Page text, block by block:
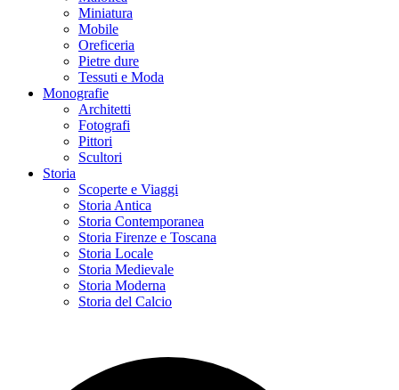
Miniatura
Mobile
Oreficeria
Pietre dure
Tessuti e Moda
Monografie
Architetti
Fotografi
Pittori
Scultori
Storia
Scoperte e Viaggi
Storia Antica
Storia Contemporanea
Storia Firenze e Toscana
Storia Locale
Storia Medievale
Storia Moderna
Storia del Calcio